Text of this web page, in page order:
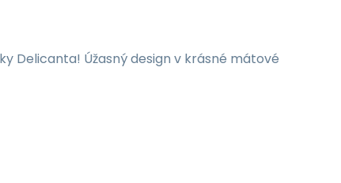
Delicanta! Úžasný design v krásné mátové